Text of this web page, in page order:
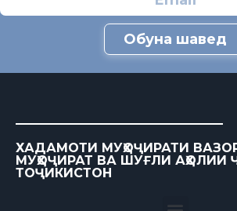
Обуна шавед
ХАДАМОТИ МУҲОҶИРАТИ
МУҲОҶИРАТ ВА ШУҒЛИ АҲОЛИИ
ТОҶИКИСТОН